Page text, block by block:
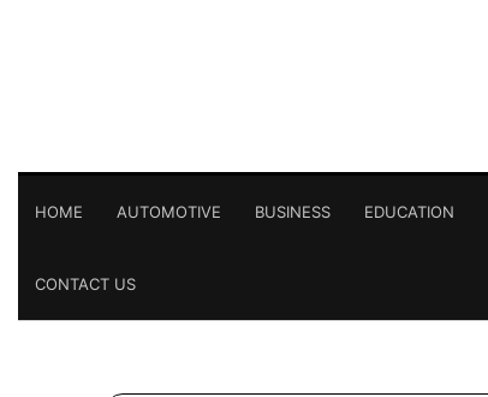
HOME AUTOMOTIVE BUSINESS EDUCATION
CONTACT US